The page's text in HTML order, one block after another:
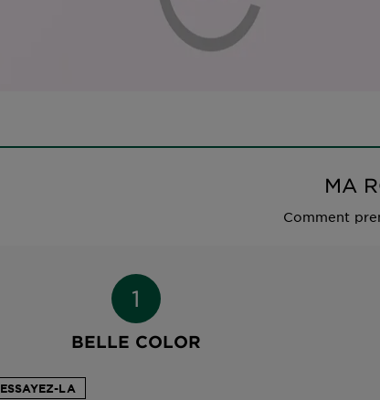
MA
Comment
BELLE COLOR
ESSAYEZ-LA